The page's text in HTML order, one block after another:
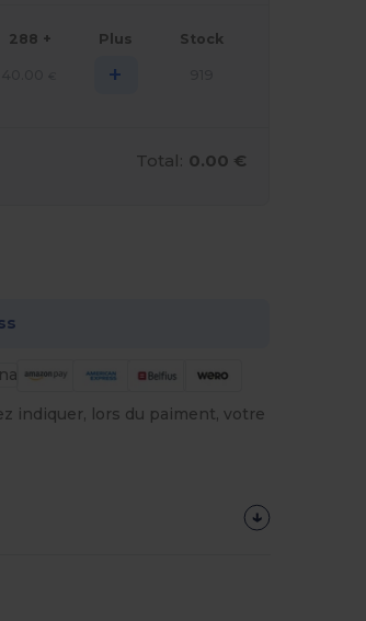
288 + Plus Stock
+
Total: 0.00 €
indiquer, lors du paiment, votre